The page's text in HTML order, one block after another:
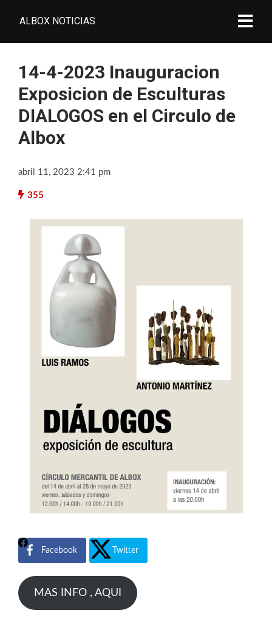
ALBOX NOTICIAS
14-4-2023 Inauguracion
Exposicion de Esculturas
DIALOGOS en el Circulo de
Albox
abril 11, 2023 2:41 pm
355
Facebook Twitter
MAS INFO , AQUI